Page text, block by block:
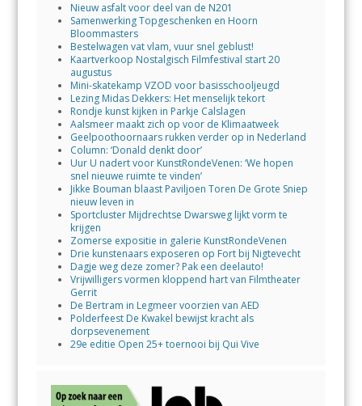
Nieuw asfalt voor deel van de N201
Samenwerking Topgeschenken en Hoorn
Bloommasters
Bestelwagen vat vlam, vuur snel geblust!
Kaartverkoop Nostalgisch Filmfestival start 20
augustus
Mini-skatekamp VZOD voor basisschooljeugd
Lezing Midas Dekkers: Het menselijk tekort
Rondje kunst kijken in Parkje Calslagen
Aalsmeer maakt zich op voor de Klimaatweek
Geelpoothoornaars rukken verder op in Nederland
Column: ‘Donald denkt door’
Uur U nadert voor KunstRondeVenen: ‘We hopen
snel nieuwe ruimte te vinden’
Jikke Bouman blaast Paviljoen Toren De Grote Sniep
nieuw leven in
Sportcluster Mijdrechtse Dwarsweg lijkt vorm te
krijgen
Zomerse expositie in galerie KunstRondeVenen
Drie kunstenaars exposeren op Fort bij Nigtevecht
Dagje weg deze zomer? Pak een deelauto!
Vrijwilligers vormen kloppend hart van Filmtheater
Gerrit
De Bertram in Legmeer voorzien van AED
Polderfeest De Kwakel bewijst kracht als
dorpsevenement
29e editie Open 25+ toernooi bij Qui Vive